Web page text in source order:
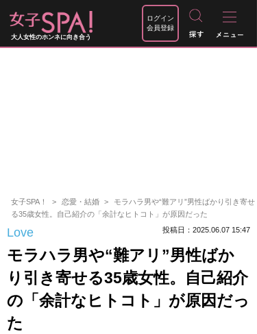
大人女性のホンネに向き合う
ログイン
会員登録
女子SPA！ 恋愛・結婚
モラハラ男や“難アリ”男性ばかり引き寄せ
る35歳女性。自己紹介の「余計なヒトコト」が原因だった
Love 投稿日：2025.06.07 15:47
モラハラ男や“難アリ”男性ばか
り引き寄せる35歳女性。自己紹介
の「余計なヒトコト」が原因だっ
た